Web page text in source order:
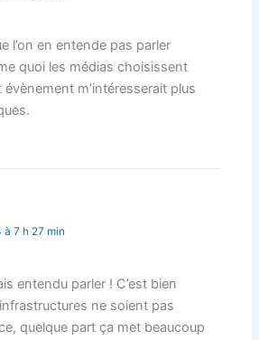
l’on en entende pas parler
quoi les médias choisissent
m’intéresserait plus
à 7 h 27 min
entendu parler ! C’est bien
ne soient pas
quelque part ça met beaucoup